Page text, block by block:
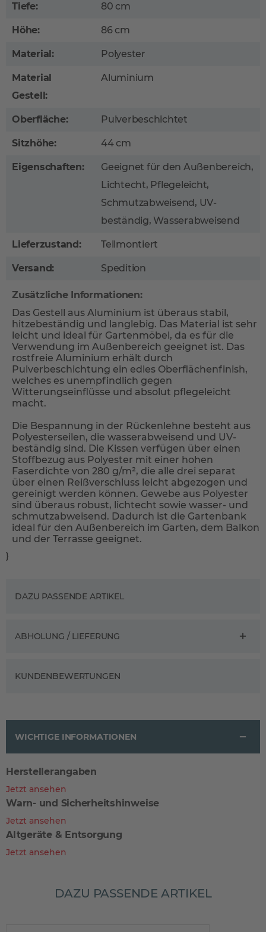
Tiefe: 80 cm
Höhe: 86 cm
Material: Polyester
Material
Gestell:
Aluminium
Oberfläche: Pulverbeschichtet
Sitzhöhe: 44 cm
Eigenschaften:
Geeignet für den Außenbereich,
Lichtecht, Pflegeleicht,
Schmutzabweisend, UV-
beständig, Wasserabweisend
Lieferzustand: Teilmontiert
Versand: Spedition
Zusätzliche Informationen:
Das Gestell aus Aluminium ist überaus stabil,
hitzebeständig und langlebig. Das Material ist sehr
leicht und ideal für Gartenmöbel, da es für die
Verwendung im Außenbereich geeignet ist. Das
rostfreie Aluminium erhält durch
Pulverbeschichtung ein edles Oberflächenfinish,
welches es unempfindlich gegen
Witterungseinflüsse und absolut pflegeleicht
macht.
Die Bespannung in der Rückenlehne besteht aus
Polyesterseilen, die wasserabweisend und UV-
beständig sind. Die Kissen verfügen über einen
Stoffbezug aus Polyester mit einer hohen
Faserdichte von 280 g/m², die alle drei separat
über einen Reißverschluss leicht abgezogen und
gereinigt werden können. Gewebe aus Polyester
sind überaus robust, lichtecht sowie wasser- und
schmutzabweisend. Dadurch ist die Gartenbank
ideal für den Außenbereich im Garten, dem Balkon
und der Terrasse geeignet.
}
DAZU PASSENDE ARTIKEL
ABHOLUNG / LIEFERUNG
KUNDENBEWERTUNGEN
WICHTIGE INFORMATIONEN
Herstellerangaben
Jetzt ansehen
Warn- und Sicherheitshinweise
Jetzt ansehen
Altgeräte & Entsorgung
Jetzt ansehen
DAZU PASSENDE ARTIKEL